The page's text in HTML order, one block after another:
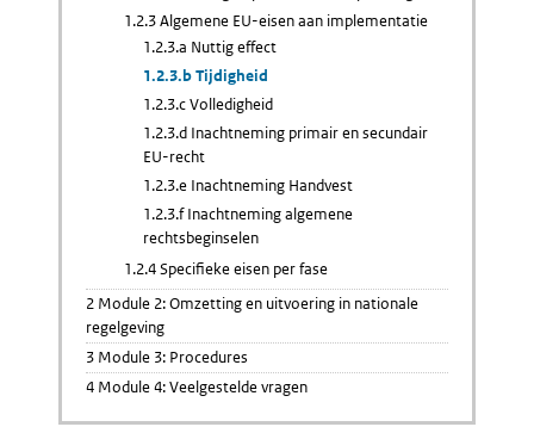
1.2.3 Algemene EU-eisen aan implementatie
1.2.3.a Nuttig effect
1.2.3.b Tijdigheid
1.2.3.c Volledigheid
1.2.3.d Inachtneming primair en secundair
EU-recht
1.2.3.e Inachtneming Handvest
1.2.3.f Inachtneming algemene
rechtsbeginselen
1.2.4 Specifieke eisen per fase
2 Module 2: Omzetting en uitvoering in nationale
regelgeving
3 Module 3: Procedures
4 Module 4: Veelgestelde vragen